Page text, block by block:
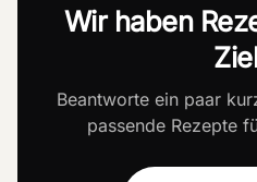
Wir haben
Beantworte ein paar
passende Rezepte